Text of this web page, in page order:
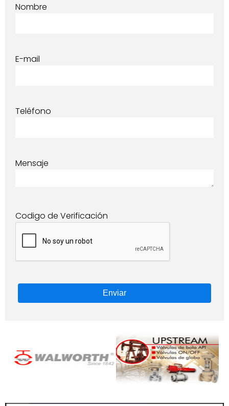
Nombre
E-mail
Teléfono
Mensaje
Codigo de Verificación
Enviar